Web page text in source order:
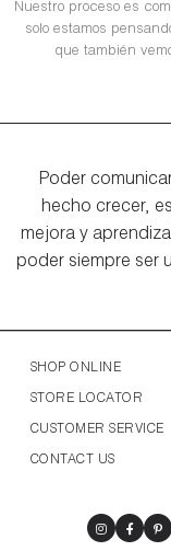
Nuestro proceso es
solo estamos
que también
Poder
hecho crecer,
mejora y
poder siempre ser
SHOP ONLINE
STORE LOCATOR
CUSTOMER SERVICE
CONTACT US